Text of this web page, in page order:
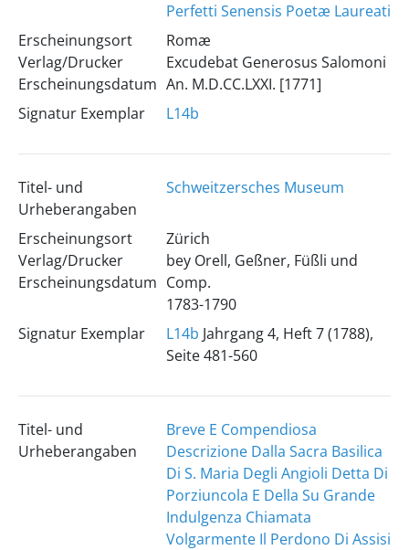
Perfetti Senensis Poetæ Laureati
Erscheinungsort
Verlag/Drucker
Erscheinungsdatum
Romæ
Excudebat Generosus Salomoni
An. M.D.CC.LXXI. [1771]
Signatur Exemplar
L14b
Titel- und
Urheberangaben
Schweitzersches Museum
Erscheinungsort
Verlag/Drucker
Erscheinungsdatum
Zürich
bey Orell, Geßner, Füßli und
Comp.
1783-1790
Signatur Exemplar
L14b Jahrgang 4, Heft 7 (1788),
Seite 481-560
Titel- und
Urheberangaben
Breve E Compendiosa
Descrizione Dalla Sacra Basilica
Di S. Maria Degli Angioli Detta Di
Porziuncola E Della Su Grande
Indulgenza Chiamata
Volgarmente Il Perdono Di Assisi